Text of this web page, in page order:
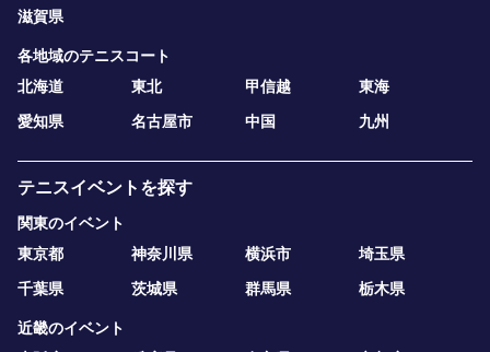
滋賀県
各地域のテニスコート
北海道
東北 甲信越
東海
愛知県
名古屋市 中国 九州
テニスイベントを探す
関東のイベント
東京都
神奈川県 横浜市
埼玉県
千葉県
茨城県 群馬県 栃木県
近畿のイベント